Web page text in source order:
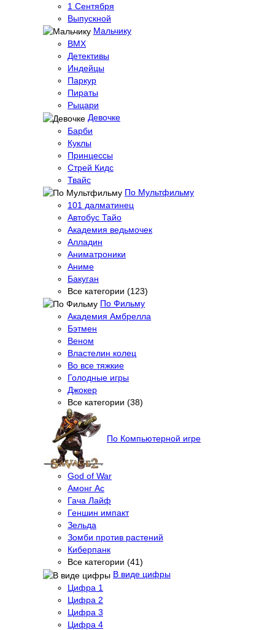
1 Сентября
Выпускной
Мальчику
BMX
Детективы
Индейцы
Паркур
Пираты
Рыцари
Девочке
Барби
Куклы
Принцессы
Стрей Кидс
Твайс
По Мультфильму
101 далматинец
Автобус Тайо
Академия ведьмочек
Алладин
Аниматроники
Аниме
Бакуган
Все категории (123)
По Фильму
Академия Амбрелла
Бэтмен
Веном
Властелин колец
Во все тяжкие
Голодные игры
Джокер
Все категории (38)
По Компьютерной игре
God of War
Амонг Ас
Гача Лайф
Геншин импакт
Зельда
Зомби против растений
Киберпанк
Все категории (41)
В виде цифры
Цифра 1
Цифра 2
Цифра 3
Цифра 4